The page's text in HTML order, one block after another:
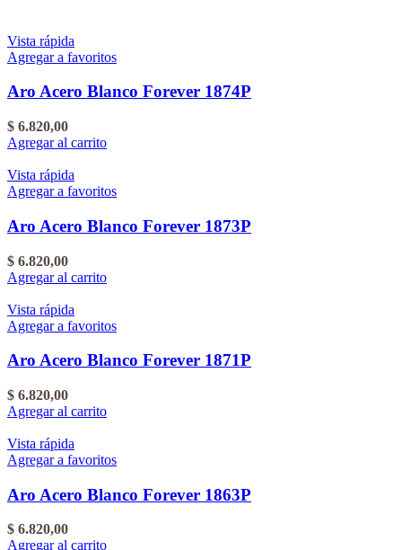
Vista rápida
Agregar a favoritos
Aro Acero Blanco Forever 1874P
$ 6.820,00
Agregar al carrito
Vista rápida
Agregar a favoritos
Aro Acero Blanco Forever 1873P
$ 6.820,00
Agregar al carrito
Vista rápida
Agregar a favoritos
Aro Acero Blanco Forever 1871P
$ 6.820,00
Agregar al carrito
Vista rápida
Agregar a favoritos
Aro Acero Blanco Forever 1863P
$ 6.820,00
Agregar al carrito